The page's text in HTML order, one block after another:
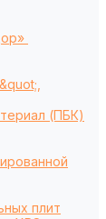
(ПБК)
плит